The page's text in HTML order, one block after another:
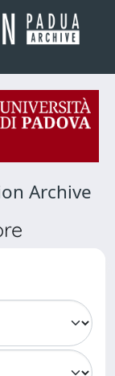
Archive